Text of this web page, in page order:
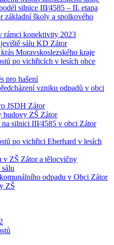
silnice III⁄4585 – II. etapa
základní školy a spolkového
rámci konektivity 2023
sálu KD Zátor
Moravskoslezského kraje
po vichřicích v lesích obce
pro hašení
vzniku odpadů v obci
JSDH Zátor
budovy ZŠ Zátor
silnici III⁄4585 v obci Zátor
po vichřici Eberhard v lesích
v ZŠ Zátor a tělocvičny
odpadu v Obci Zátor
ZŠ